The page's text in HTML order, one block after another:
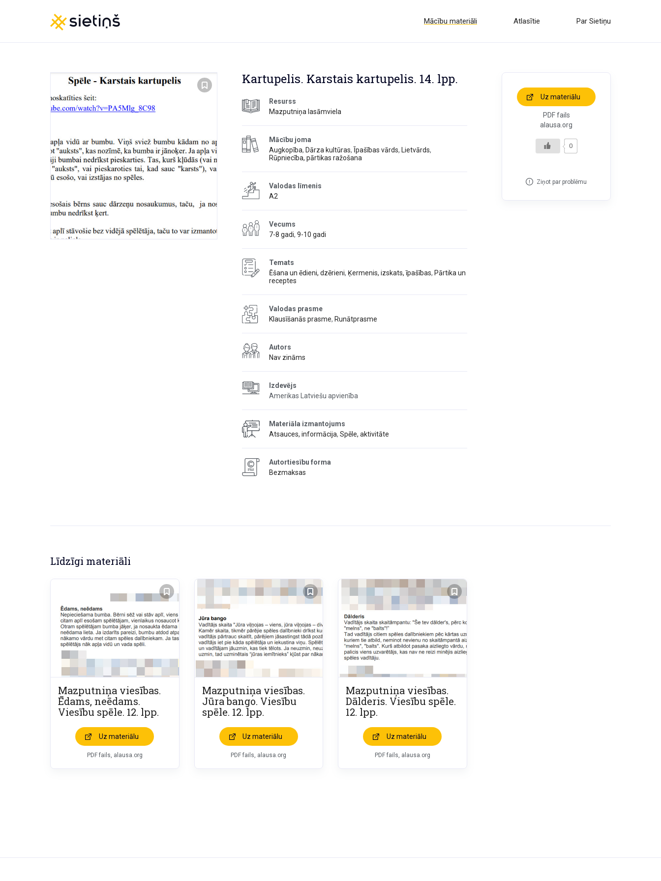
Mācību materiāli Atlasītie Par Sietiņu
Kartupelis. Karstais kartupelis. 14. lpp.
Resurss
Mazputniņa lasāmviela
Mācību joma
Augkopība, Dārza kultūras, Īpašības vārds, Lietvārds,
Rūpniecība, pārtikas ražošana
Valodas līmenis
A2
Vecums
7-8 gadi, 9-10 gadi
Temats
Ēšana un ēdieni, dzērieni, Ķermenis, izskats, īpašības, Pārtika un
receptes
Valodas prasme
Klausīšanās prasme, Runātprasme
Autors
Nav zināms
Izdevējs
Amerikas Latviešu apvienība
Materiāla izmantojums
Atsauces, informācija, Spēle, aktivitāte
Autortiesību forma
Bezmaksas
Uz materiālu
PDF fails
alausa.org
0
Ziņot par problēmu
Līdzīgi materiāli
Mazputniņa viesības.
Ēdams, neēdams.
Viesību spēle. 12. lpp.
Uz materiālu
PDF fails, alausa.org
Mazputniņa viesības.
Jūra bango. Viesību
spēle. 12. lpp.
Uz materiālu
PDF fails, alausa.org
Mazputniņa viesības.
Dālderis. Viesību spēle.
12. lpp.
Uz materiālu
PDF fails, alausa.org